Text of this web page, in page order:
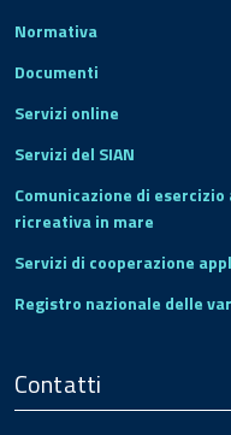
Normativa
Documenti
Servizi online
Servizi del SIAN
Comunicazione di
ricreativa in mare
Servizi di cooperazione
Registro nazionale delle
Contatti